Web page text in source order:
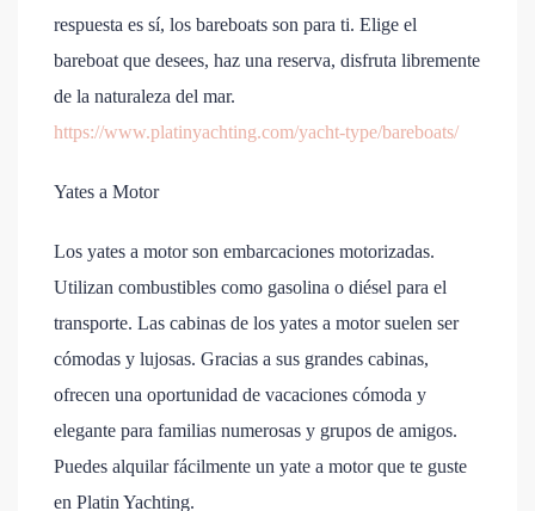
respuesta es sí, los bareboats son para ti. Elige el
bareboat que desees, haz una reserva, disfruta libremente
de la naturaleza del mar.
https://www.platinyachting.com/yacht-type/bareboats/
Yates a Motor
Los yates a motor son embarcaciones motorizadas.
Utilizan combustibles como gasolina o diésel para el
transporte. Las cabinas de los yates a motor suelen ser
cómodas y lujosas. Gracias a sus grandes cabinas,
ofrecen una oportunidad de vacaciones cómoda y
elegante para familias numerosas y grupos de amigos.
Puedes alquilar fácilmente un yate a motor que te guste
en Platin Yachting.